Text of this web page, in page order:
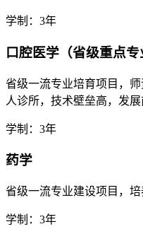
学制：3年
口腔医学（省级重点专
省级一流专业培育项目，
人诊所，技术壁垒高，发展
学制：3年
药学
省级一流专业建设项目，培
学制：3年